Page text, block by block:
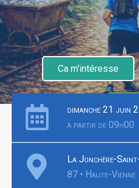
Ca m'intéresse
dimanche 21 juin
à partir de 09h00
La Jonchère-
87 • Haute-Vienne